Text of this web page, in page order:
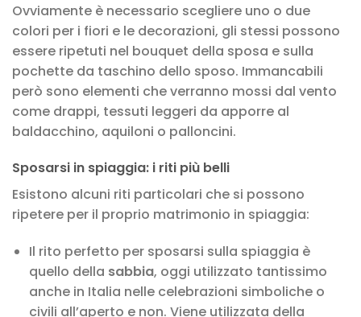
Ovviamente è necessario scegliere uno o due
colori per i fiori e le decorazioni, gli stessi possono
essere ripetuti nel bouquet della sposa e sulla
pochette da taschino dello sposo. Immancabili
però sono elementi che verranno mossi dal vento
come drappi, tessuti leggeri da apporre al
baldacchino, aquiloni o palloncini.
Sposarsi in spiaggia: i riti più belli
Esistono alcuni riti particolari che si possono
ripetere per il proprio matrimonio in spiaggia:
Il rito perfetto per sposarsi sulla spiaggia è
quello della sabbia, oggi utilizzato tantissimo
anche in Italia nelle celebrazioni simboliche o
civili all’aperto e non. Viene utilizzata della